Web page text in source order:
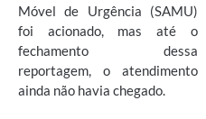
Móvel de Urgência (SAMU)
foi acionado, mas até o
fechamento dessa
reportagem, o atendimento
ainda não havia chegado.